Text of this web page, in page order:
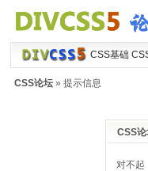
CSS基础
CSS论坛 » 提示信息
CSS
对不起